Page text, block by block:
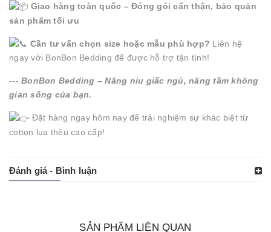
Giao hàng toàn quốc – Đóng gói cẩn thận, bảo quản
sản phẩm tối ưu
Cần tư vấn chọn size hoặc mẫu phù hợp? Liên hệ
ngay với BonBon Bedding để được hỗ trợ tận tình!
--- BonBon Bedding – Nâng niu giấc ngủ, nâng tầm không
gian sống của bạn.
Đặt hàng ngay hôm nay để trải nghiệm sự khác biệt từ
cotton lụa thêu cao cấp!
Đánh giá - Bình luận
SẢN PHẨM LIÊN QUAN